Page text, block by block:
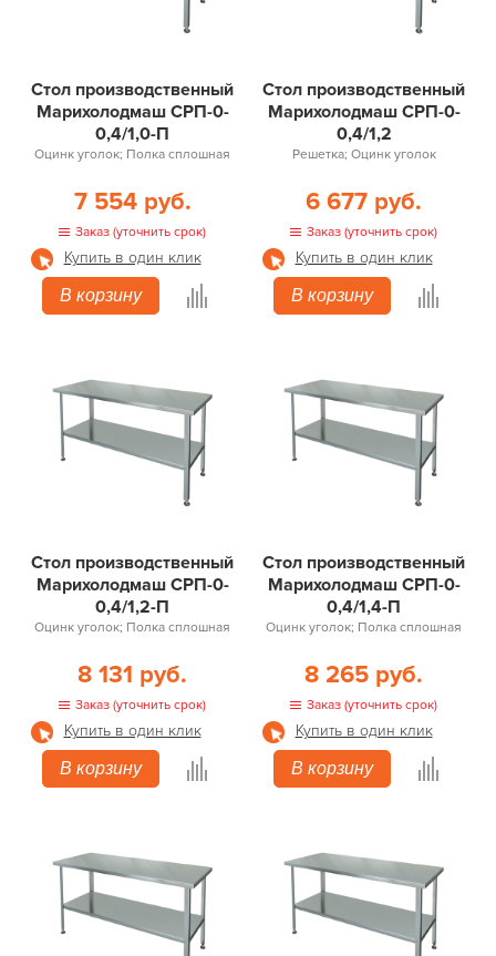
Стол производственный
Марихолодмаш СРП-0-
0,4/1,0-П
Оцинк уголок; Полка сплошная
7 554 руб.
Заказ (уточнить срок)
Купить в один клик
В корзину
Стол производственный
Марихолодмаш СРП-0-
0,4/1,2
Решетка; Оцинк уголок
6 677 руб.
Заказ (уточнить срок)
Купить в один клик
В корзину
Стол производственный
Марихолодмаш СРП-0-
0,4/1,2-П
Оцинк уголок; Полка сплошная
8 131 руб.
Заказ (уточнить срок)
Купить в один клик
В корзину
Стол производственный
Марихолодмаш СРП-0-
0,4/1,4-П
Оцинк уголок; Полка сплошная
8 265 руб.
Заказ (уточнить срок)
Купить в один клик
В корзину